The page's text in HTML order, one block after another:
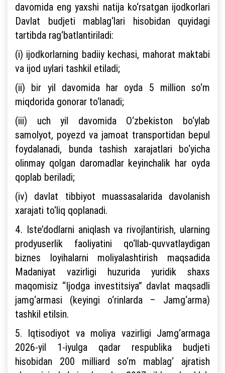
davomida eng yaxshi natija ko‘rsatgan ijodkorlari
Davlat budjeti mablag‘lari hisobidan quyidagi
tartibda rag‘batlantiriladi:
(i) ijodkorlarning badiiy kechasi, mahorat maktabi
va ijod uylari tashkil etiladi;
(ii) bir yil davomida har oyda 5 million so‘m
miqdorida gonorar to‘lanadi;
(iii) uch yil davomida O‘zbekiston bo‘ylab
samolyot, poyezd va jamoat transportidan bepul
foydalanadi, bunda tashish xarajatlari bo‘yicha
olinmay qolgan daromadlar keyinchalik har oyda
qoplab beriladi;
(iv) davlat tibbiyot muassasalarida davolanish
xarajati to‘liq qoplanadi.
4. Iste’dodlarni aniqlash va rivojlantirish, ularning
prodyuserlik faoliyatini qo‘llab-quvvatlaydigan
biznes loyihalarni moliyalashtirish maqsadida
Madaniyat vazirligi huzurida yuridik shaxs
maqomisiz “Ijodga investitsiya” davlat maqsadli
jamg‘armasi (keyingi o‘rinlarda – Jamg‘arma)
tashkil etilsin.
5. Iqtisodiyot va moliya vazirligi Jamg‘armaga
2026-yil 1-iyulga qadar respublika budjeti
hisobidan 200 milliard so‘m mablag‘ ajratish